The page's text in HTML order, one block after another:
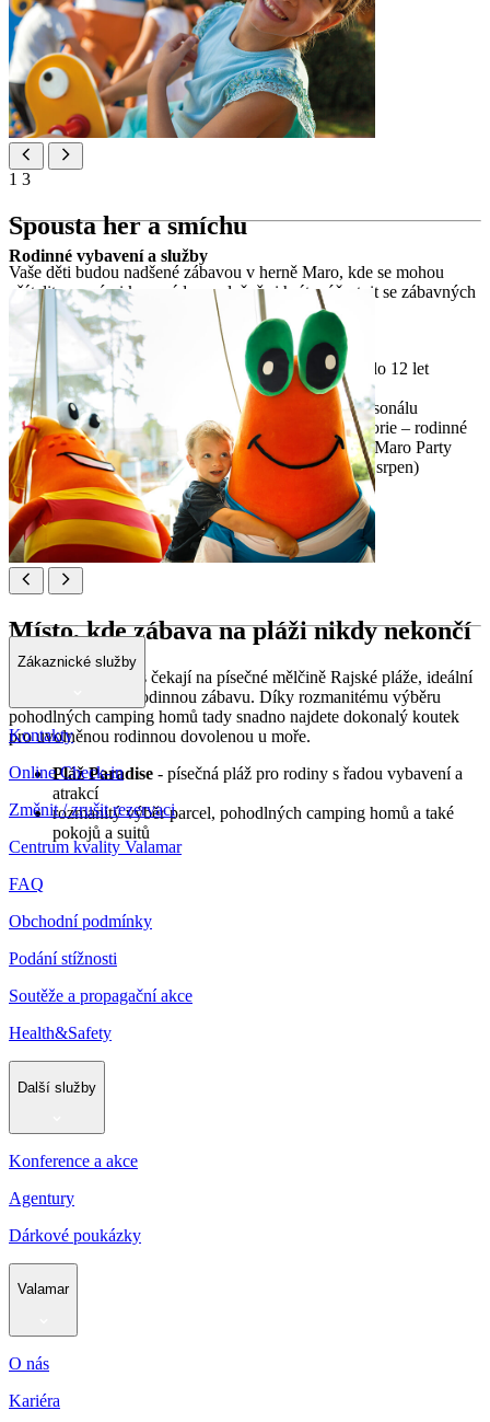
1 3
Spousta her a smíchu
Vaše děti budou nadšené zábavou v herně Maro, kde se mohou
přátelit s novými kamarády, společně si hrát a účastnit se zábavných
aktivit pod vedením našeho týmu.
kompletně vybavená dětská herna
různé aktivity a denní programy pro děti od 3 do 12 let
různé aktivity a programy
zábavné aktivity pod dohledem odborného personálu
animační programy pro všechny věkové kategorie – rodinné
výlety, tematické dny a družení, Maro Disco a Maro Party
otevřeno 6 hodin denně (od poloviny června – srpen)
Rodinné vybavení a služby
Místo, kde zábava na pláži nikdy nekončí
Okamžiky štěstí vás čekají na písečné mělčině Rajské pláže, ideální
pro bezstarostnou rodinnou zábavu. Díky rozmanitému výběru
pohodlných camping homů tady snadno najdete dokonalý koutek
pro uvolněnou rodinnou dovolenou u moře.
Pláž Paradise - písečná pláž pro rodiny s řadou vybavení a
atrakcí
rozmanitý výběr parcel, pohodlných camping homů a také
pokojů a suitů
Zákaznické služby
Kontakty
Online Check-in
Změnit / zrušit rezervaci
Centrum kvality Valamar
FAQ
Obchodní podmínky
Podání stížnosti
Soutěže a propagační akce
Health&Safety
Další služby
Konference a akce
Agentury
Dárkové poukázky
Valamar
O nás
Kariéra